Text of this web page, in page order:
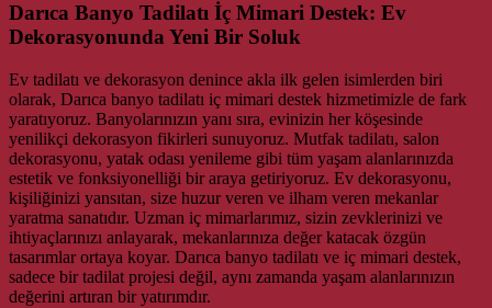
Darıca Banyo Tadilatı İç Mimari Destek: Ev
Dekorasyonunda Yeni Bir Soluk
Ev tadilatı ve dekorasyon denince akla ilk gelen isimlerden biri
olarak, Darıca banyo tadilatı iç mimari destek hizmetimizle de fark
yaratıyoruz. Banyolarınızın yanı sıra, evinizin her köşesinde
yenilikçi dekorasyon fikirleri sunuyoruz. Mutfak tadilatı, salon
dekorasyonu, yatak odası yenileme gibi tüm yaşam alanlarınızda
estetik ve fonksiyonelliği bir araya getiriyoruz. Ev dekorasyonu,
kişiliğinizi yansıtan, size huzur veren ve ilham veren mekanlar
yaratma sanatıdır. Uzman iç mimarlarımız, sizin zevklerinizi ve
ihtiyaçlarınızı anlayarak, mekanlarınıza değer katacak özgün
tasarımlar ortaya koyar. Darıca banyo tadilatı ve iç mimari destek,
sadece bir tadilat projesi değil, aynı zamanda yaşam alanlarınızın
değerini artıran bir yatırımdır.